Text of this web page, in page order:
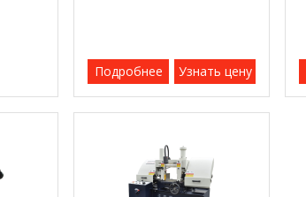
Подробнее Узнать цену